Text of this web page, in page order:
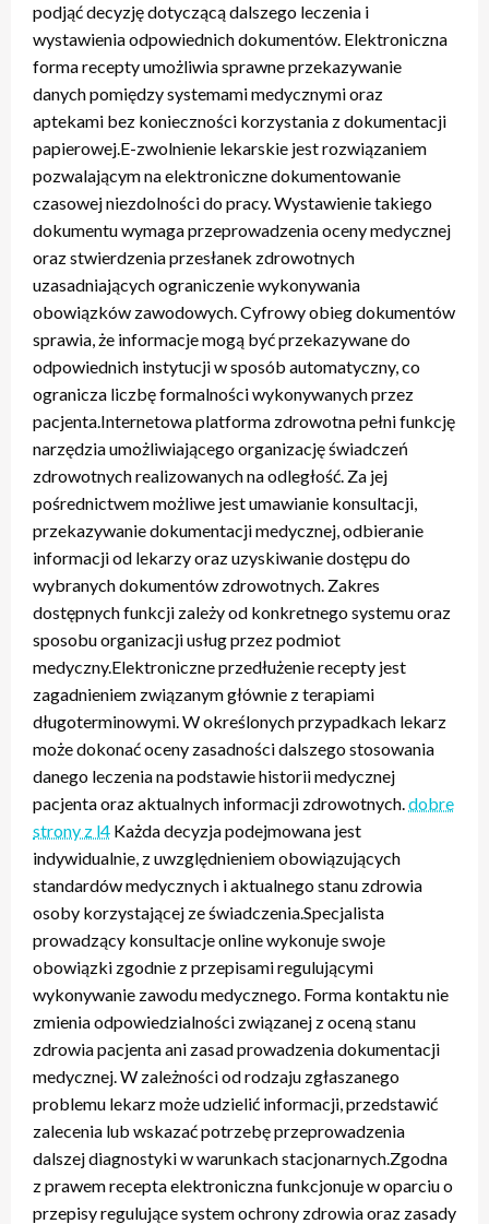
podjąć decyzję dotyczącą dalszego leczenia i
wystawienia odpowiednich dokumentów. Elektroniczna
forma recepty umożliwia sprawne przekazywanie
danych pomiędzy systemami medycznymi oraz
aptekami bez konieczności korzystania z dokumentacji
papierowej.E-zwolnienie lekarskie jest rozwiązaniem
pozwalającym na elektroniczne dokumentowanie
czasowej niezdolności do pracy. Wystawienie takiego
dokumentu wymaga przeprowadzenia oceny medycznej
oraz stwierdzenia przesłanek zdrowotnych
uzasadniających ograniczenie wykonywania
obowiązków zawodowych. Cyfrowy obieg dokumentów
sprawia, że informacje mogą być przekazywane do
odpowiednich instytucji w sposób automatyczny, co
ogranicza liczbę formalności wykonywanych przez
pacjenta.Internetowa platforma zdrowotna pełni funkcję
narzędzia umożliwiającego organizację świadczeń
zdrowotnych realizowanych na odległość. Za jej
pośrednictwem możliwe jest umawianie konsultacji,
przekazywanie dokumentacji medycznej, odbieranie
informacji od lekarzy oraz uzyskiwanie dostępu do
wybranych dokumentów zdrowotnych. Zakres
dostępnych funkcji zależy od konkretnego systemu oraz
sposobu organizacji usług przez podmiot
medyczny.Elektroniczne przedłużenie recepty jest
zagadnieniem związanym głównie z terapiami
długoterminowymi. W określonych przypadkach lekarz
może dokonać oceny zasadności dalszego stosowania
danego leczenia na podstawie historii medycznej
pacjenta oraz aktualnych informacji zdrowotnych.dobre
strony z l4 Każda decyzja podejmowana jest
indywidualnie, z uwzględnieniem obowiązujących
standardów medycznych i aktualnego stanu zdrowia
osoby korzystającej ze świadczenia.Specjalista
prowadzący konsultacje online wykonuje swoje
obowiązki zgodnie z przepisami regulującymi
wykonywanie zawodu medycznego. Forma kontaktu nie
zmienia odpowiedzialności związanej z oceną stanu
zdrowia pacjenta ani zasad prowadzenia dokumentacji
medycznej. W zależności od rodzaju zgłaszanego
problemu lekarz może udzielić informacji, przedstawić
zalecenia lub wskazać potrzebę przeprowadzenia
dalszej diagnostyki w warunkach stacjonarnych.Zgodna
z prawem recepta elektroniczna funkcjonuje w oparciu o
przepisy regulujące system ochrony zdrowia oraz zasady